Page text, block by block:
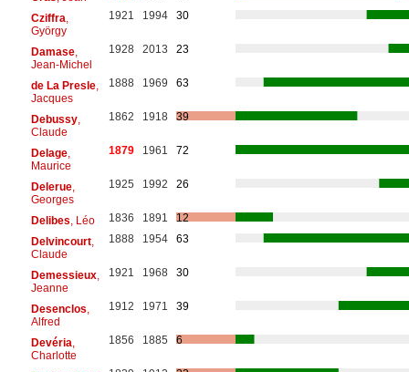
Cziffra
György
1921 1994 30
Damase,
Jean-Michel
1928 2013 23
de La Presle,
Jacques
1888 1969 63
Debussy,
Claude
1862 1918 39
Delage,
Maurice
1879 1961 72
Delerue,
Georges
1925 1992 26
Delibes , Léo 1836 1891
12
Delvincourt,
Claude
1888 1954 63
Demessieux,
Jeanne
1921 1968 30
Desenclos
Alfred
1912 1971 39
Devéria
Charlotte
1856 1885 6